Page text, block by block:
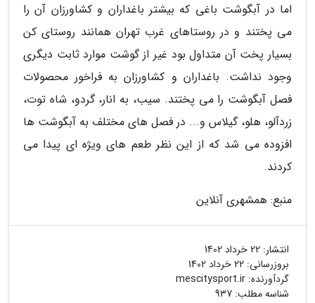
اما در آبگوشت باغی که بیشتر باغداران و کشاورزان آن را
می پختند و در روستاهای غرب تهران همانند روستای کن
بسیار پخت آن متداول بود غیر از گوشت موارد ثابت دیگری
وجود نداشت. باغداران و کشاورزان به فراخور محصولات
فصل آبگوشت را می پختند. سیب، به انار، گردو، شاه توت،
زردآلو، هلو، گیلاس و... در فصل های مختلف به آبگوشت ها
افزوده می شد که از این نظر طعم های ویژه ای پیدا می
کردند.
منبع: همشهری آنلاین
انتشار: 22 خرداد 1402
بروزرسانی: 22 خرداد 1402
گردآورنده: mescitysport.ir
شناسه مطلب: 937